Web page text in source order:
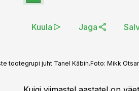
Kuula Jaga
tootegrupi juht Tanel Käbin.Foto: Mikk Otsar